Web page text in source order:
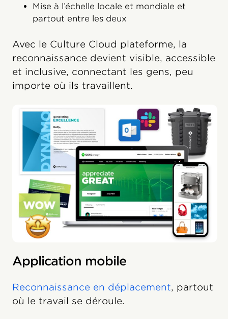
Mise à l’échelle locale et mondiale et
partout entre les deux
Avec le Culture Cloud plateforme, la
reconnaissance devient visible, accessible
et inclusive, connectant les gens, peu
importe où ils travaillent.
Application mobile
Reconnaissance en déplacement, partout
où le travail se déroule.